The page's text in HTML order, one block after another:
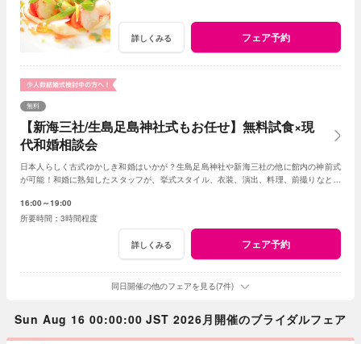
詳しくみる フェア予約
【新海三社/生島足島神社式もお任せ】無料試食×現
代和婚相談会
無料
日本人らしく古式ゆかしき和婚はいかが？生島足島神社や新海三社の他に館内の神前式
が可能！和婚に熟知したスタッフが、挙式スタイル、衣装、演出、料理、前撮りなどト
16:00～19:00
3時間程度
詳しくみる フェア予約
同日開催の他のフェアを見る(7件)
Sun Aug 16 00:00:00 JST 2026月開催のブライダルフェア